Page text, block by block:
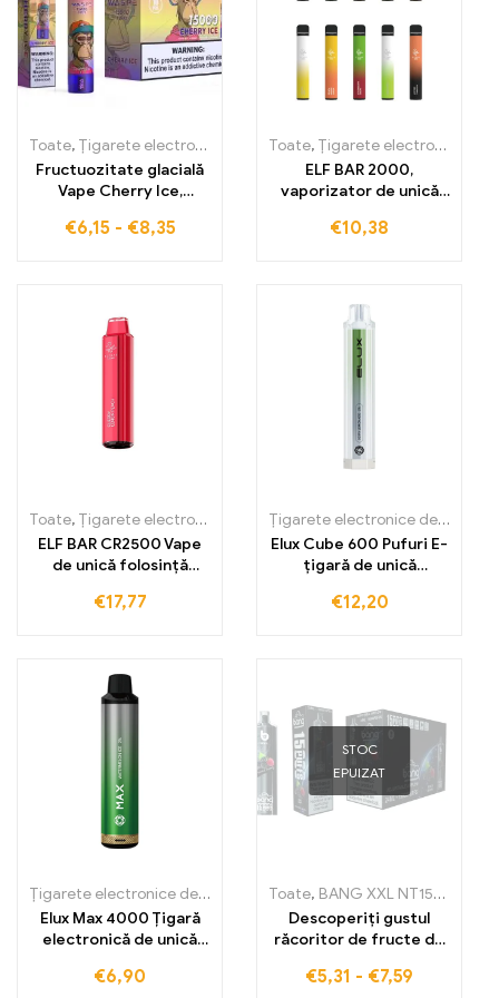
Toate, Țigarete electronice de unică folosință ,Țigarete
Fructuozitate glacială
Vape Cherry Ice,
cireșe dulci și
€6,15 - €8,35
Toate, Țigarete electronice de unică folosință
ELF BAR 2000,
vaporizator de unică
2000 de inhalări
€10,38
Toate, Țigarete electronice de unică folosință ,Țigarete
ELF BAR CR2500 Vape
de unică folosință
€17,77
Țigarete electronice de unică folosință
Elux Cube 600 Pufuri E-
țigară de unică
€12,20
Țigarete electronice de unică folosință ,Țigarete electronice de
Elux Max 4000 Țigară
electronică de unică
€6,90
STOC
EPUIZAT
Toate, BANG XXL NT15000
Descoperiți gustul
răcoritor de fructe de
XXL Mixed Berry.
€5,31 - €7,59